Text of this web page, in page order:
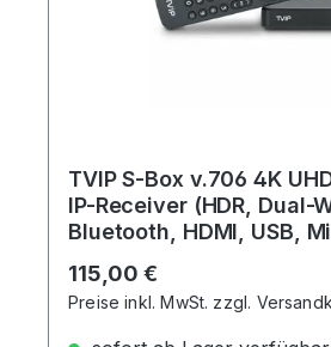
TVIP S-Box v.706 4K
IP-Receiver (HDR, Dual-
Bluetooth, HDMI, USB,
Regulärer Preis:
115,00 €
Preise inkl. MwSt. zzgl.